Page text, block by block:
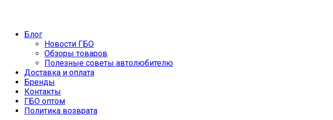
Блог
Новости ГБО
Обзоры товаров
Полезные советы автолюбителю
Доставка и оплата
Бренды
Контакты
ГБО оптом
Политика возврата